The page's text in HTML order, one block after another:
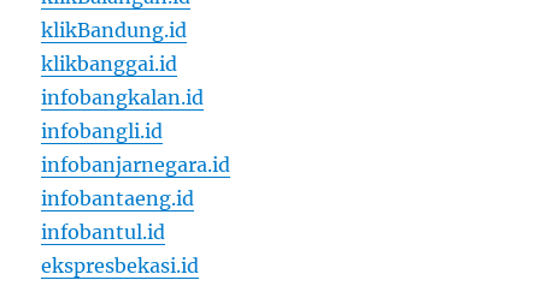
klikBandung.id
klikbanggai.id
infobangkalan.id
infobangli.id
infobanjarnegara.id
infobantaeng.id
infobantul.id
ekspresbekasi.id